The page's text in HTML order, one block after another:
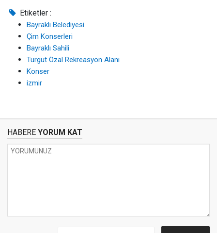
Etiketler :
Bayraklı Belediyesi
Çim Konserleri
Bayraklı Sahili
Turgut Özal Rekreasyon Alanı
Konser
izmir
HABERE YORUM KAT